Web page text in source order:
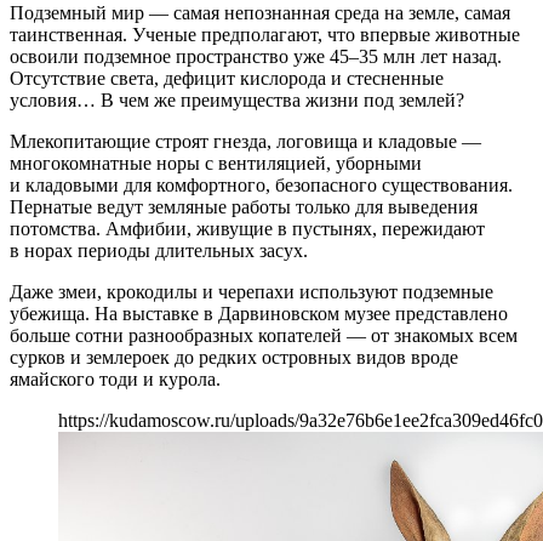
Подземный мир — самая непознанная среда на земле, самая
таинственная. Ученые предполагают, что впервые животные
освоили подземное пространство уже 45–35 млн лет назад.
Отсутствие света, дефицит кислорода и стесненные
условия… В чем же преимущества жизни под землей?
Млекопитающие строят гнезда, логовища и кладовые —
многокомнатные норы с вентиляцией, уборными
и кладовыми для комфортного, безопасного существования.
Пернатые ведут земляные работы только для выведения
потомства. Амфибии, живущие в пустынях, пережидают
в норах периоды длительных засух.
Даже змеи, крокодилы и черепахи используют подземные
убежища. На выставке в Дарвиновском музее представлено
больше сотни разнообразных копателей — от знакомых всем
сурков и землероек до редких островных видов вроде
ямайского тоди и курола.
https://kudamoscow.ru/uploads/